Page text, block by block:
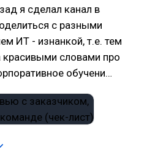
я сделал канал в
с разными
ИТ - изнанкой, т.е. тем
красивыми словами про
обучени…